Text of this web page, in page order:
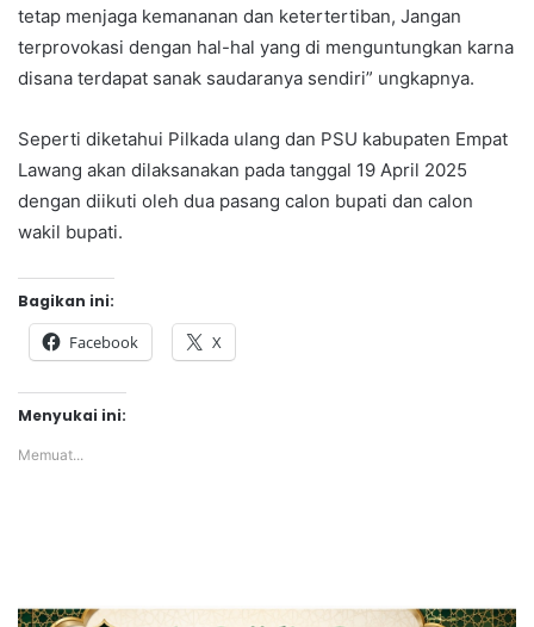
tetap menjaga kemananan dan ketertertiban, Jangan
terprovokasi dengan hal-hal yang di menguntungkan karna
disana terdapat sanak saudaranya sendiri” ungkapnya.
Seperti diketahui Pilkada ulang dan PSU kabupaten Empat
Lawang akan dilaksanakan pada tanggal 19 April 2025
dengan diikuti oleh dua pasang calon bupati dan calon
wakil bupati.
Bagikan ini:
Facebook X
Menyukai ini:
Memuat...